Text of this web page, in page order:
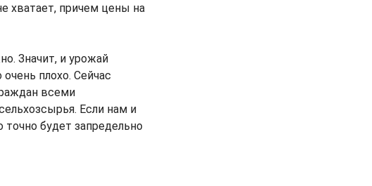
хватает, причем цены на
Значит, и урожай
плохо. Сейчас
всеми
Если нам и
будет запредельно